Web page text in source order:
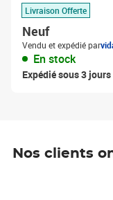
Livraison Offerte
Neuf
Vendu et expédié par
En stock
Expédié sous 3 jours
Nos clients